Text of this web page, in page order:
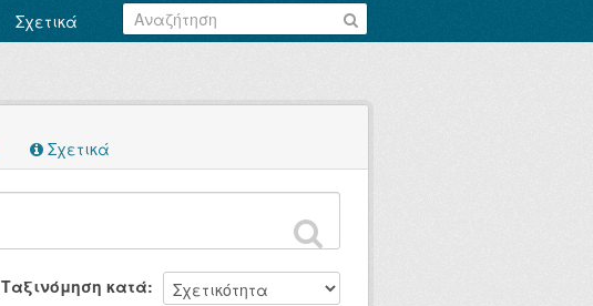
Σχετικά
Σχετικά
Ταξινόμηση κατά